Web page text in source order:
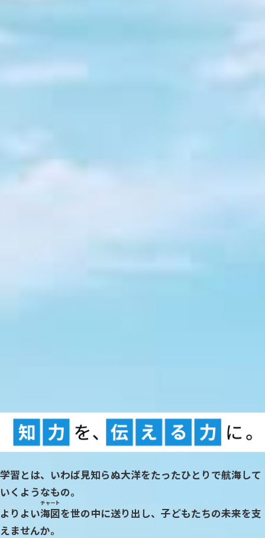
学習とは、いわば見知らぬ大洋をたったひとりで航海して
いくようなもの。
よりよい海図
チャート
を世の中に送り出し、子どもたちの未来を支
えませんか。